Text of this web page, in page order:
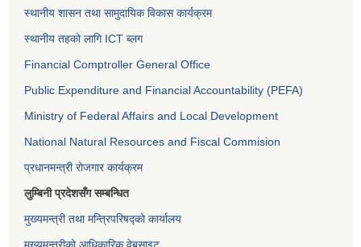
स्थानीय शासन तथा सामुदायिक विकास कार्यक्रम
स्थानीय तहको लागि ICT ब्लग
Financial Comptroller General Office
Public Expenditure and Financial Accountability (PEFA)
Ministry of Federal Affairs and Local Development
National Natural Resources and Fiscal Commision
प्रधानमन्त्री रोजगार कार्यक्रम
लुम्बिनी प्रदेशसँग सम्बन्धित
मुख्यमन्त्री तथा मन्त्रिपरिषद्को कार्यालय
मुख्यमन्त्रीको आधिकारिक वेबसाइट